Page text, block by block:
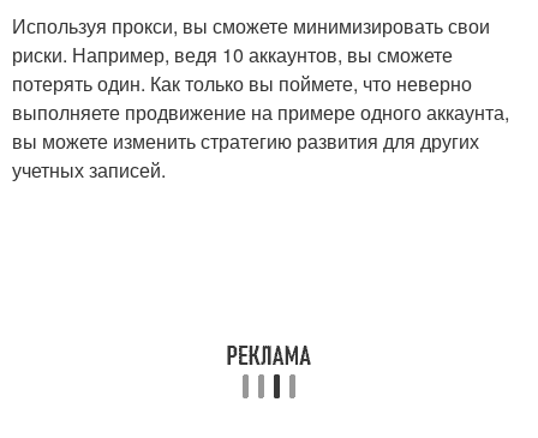
Используя прокси, вы сможете минимизировать свои
риски. Например, ведя 10 аккаунтов, вы сможете
потерять один. Как только вы поймете, что неверно
выполняете продвижение на примере одного аккаунта,
вы можете изменить стратегию развития для других
учетных записей.